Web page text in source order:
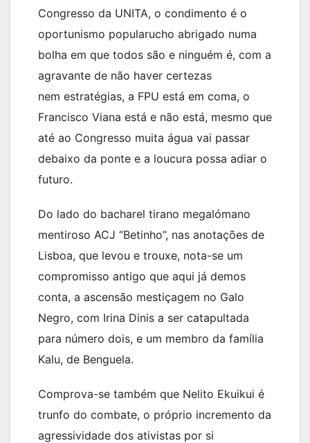
Congresso da UNITA, o condimento é o
oportunismo popularucho abrigado numa
bolha em que todos são e ninguém é, com a
agravante de não haver certezas
nem estratégias, a FPU está em coma, o
Francisco Viana está e não está, mesmo que
até ao Congresso muita água vai passar
debaixo da ponte e a loucura possa adiar o
futuro.
Do lado do bacharel tirano megalómano
mentiroso ACJ “Betinho”, nas anotações de
Lisboa, que levou e trouxe, nota-se um
compromisso antigo que aqui já demos
conta, a ascensão mestiçagem no Galo
Negro, com Irina Dinis a ser catapultada
para número dois, e um membro da família
Kalu, de Benguela.
Comprova-se também que Nelito Ekuikui é
trunfo do combate, o próprio incremento da
agressividade dos ativistas por si